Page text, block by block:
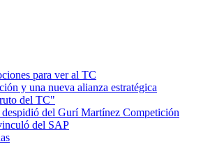
para ver al TC
y una nueva alianza estratégica
del TC"
del Gurí Martínez Competición
del SAP